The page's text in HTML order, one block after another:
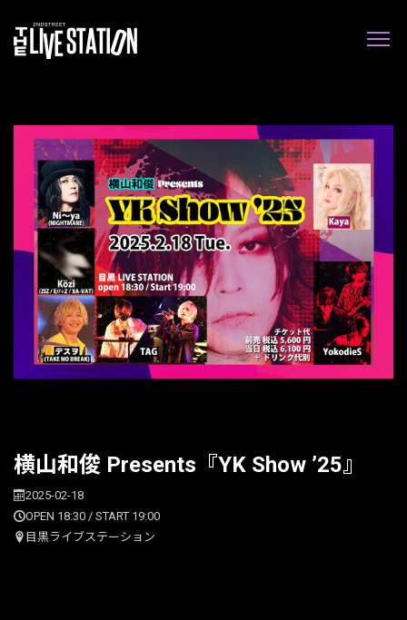
横山和俊 Presents『YK Show ’25』
2025-02-18
OPEN 18:30 / START 19:00
目黒ライブステーション